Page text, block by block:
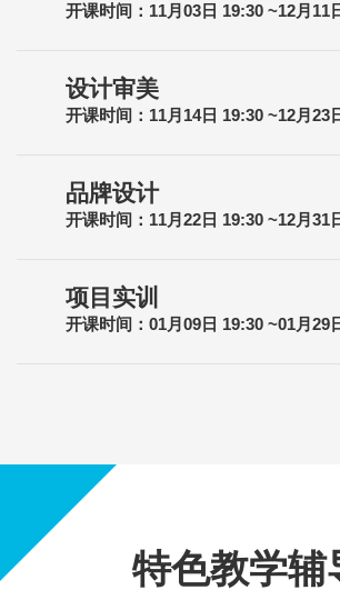
开课时间：11月03日 19:30 ~12月11
设计审美
开课时间：11月14日 19:30 ~12月23
品牌设计
开课时间：11月22日 19:30 ~12月31
项目实训
开课时间：01月09日 19:30 ~01月29
特色教学辅